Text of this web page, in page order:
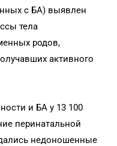
с БА) выявлен
тела
родов,
активного
и БА у 13 100
перинатальной
недоношенные